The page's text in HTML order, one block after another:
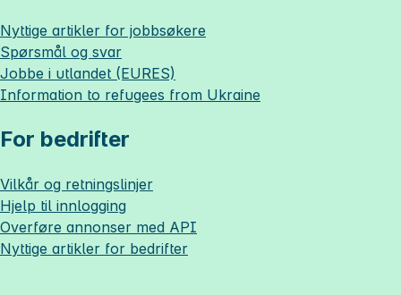
Nyttige artikler for jobbsøkere
Spørsmål og svar
Jobbe i utlandet (EURES)
Information to refugees from Ukraine
For bedrifter
Vilkår og retningslinjer
Hjelp til innlogging
Overføre annonser med API
Nyttige artikler for bedrifter